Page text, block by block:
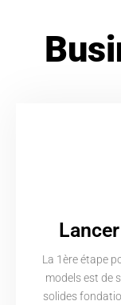
La 1ère étape
models est de
solides